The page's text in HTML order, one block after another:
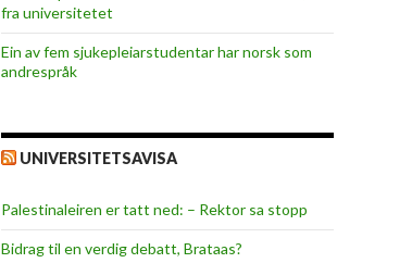
fra universitetet
Ein av fem sjukepleiar­studentar har norsk som
andrespråk
UNIVERSITETSAVISA
Palestinaleiren er tatt ned: – Rektor sa stopp
Bidrag til en verdig debatt, Brataas?